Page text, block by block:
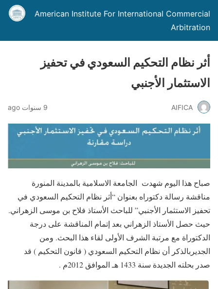
American Institute For International Commercial
Arbitration
أثر نظام التحكيم السعودي في تحفيز
الاستثمار الأجنبي
AIFICA 9 سنوات ago
صباح هذا اليوم شهدت الجامعة الاسلامية بالمدينة المنورة
مناقشة رسالة دكتوراه بعنوان “أثر نظام التحكيم السعودي في
تحفيز الاستثمار الأجنبي” للباحث الأستاذ فلاح بن موسى الزهراني.
حيث حصل الأستاذ الزهراني بعد إتمام المناقشة على درجة
الدكتوراة مع مرتبة الشرف الأولى لقاء هذا البحث. ومن
الجديربالذكر أن نظام التحكيم السعودي ( قانون التحكيم ) قد
صدر بحلته الجديدة سنة 1433 هـ الموافق 2012م .